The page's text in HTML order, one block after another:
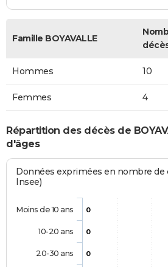
Famille BOYAVALLE
Hommes 10
Femmes 4
Répartition des décès de
d'âges
Données exprimées en nombre de
Insee)
0
0
0
Moins de 10 ans
10-20 ans
20-30 ans